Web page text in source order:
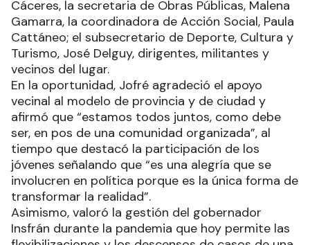
Cáceres, la secretaria de Obras Públicas, Malena
Gamarra, la coordinadora de Acción Social, Paula
Cattáneo; el subsecretario de Deporte, Cultura y
Turismo, José Delguy, dirigentes, militantes y
vecinos del lugar.
En la oportunidad, Jofré agradeció el apoyo
vecinal al modelo de provincia y de ciudad y
afirmó que “estamos todos juntos, como debe
ser, en pos de una comunidad organizada”, al
tiempo que destacó la participación de los
jóvenes señalando que “es una alegría que se
involucren en política porque es la única forma de
transformar la realidad”.
Asimismo, valoró la gestión del gobernador
Insfrán durante la pandemia que hoy permite las